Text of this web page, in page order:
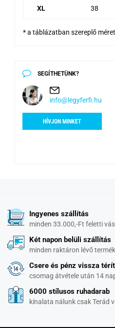
XL 38
* a táblázatban szereplő
SEGÍTHETÜNK?
info@legyferfi.hu
HÍVJON MINKET
Ingyenes szállítás
minden 33.000,-Ft feletti
Két napon belüli szállítás
minden raktáron lévő
Csere és pénz vissza
csomag átvétele után 14
6000 stílusos ruhadarab
kínalata nálunk csak Terád